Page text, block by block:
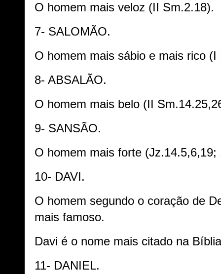
O homem mais veloz (II Sm.2.18).
7- SALOMÃO.
O homem mais sábio e mais rico (I
8- ABSALÃO.
O homem mais belo (II
9- SANSÃO.
O homem mais forte
10- DAVI.
O homem segundo o coração de
mais famoso.
Davi é o nome mais citado na
11- DANIEL.